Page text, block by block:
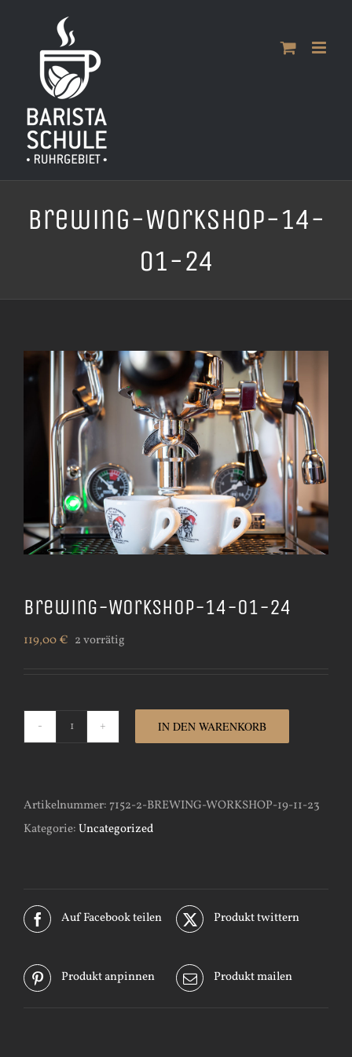
springen
Brewing-Workshop-14-
01-24
Brewing-Workshop-14-01-24
119,00€ 2 vorrätig
01-
24
IN DEN WARENKORB
Artikelnummer: 7152-2-BREWING-WORKSHOP-19-11-23
Kategorie:Uncategorized
Auf Facebook teilen Produkt twittern
Produkt anpinnen Produkt mailen